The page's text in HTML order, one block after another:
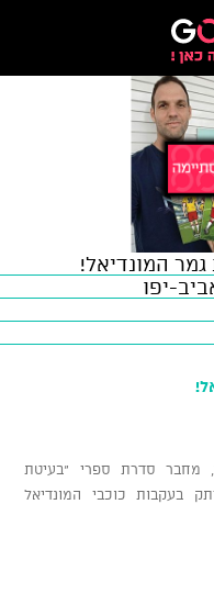
המונדיאל!
יפו
מחבר סדרת ספרי "בעיטת
בעקבות כוכבי המונדיאל